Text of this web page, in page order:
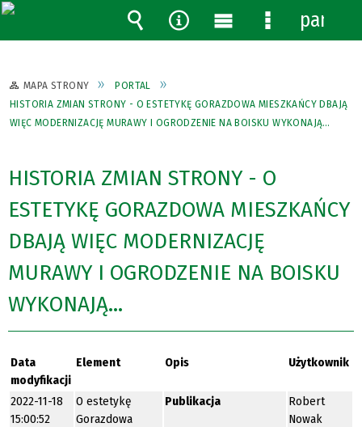
MAPA STRONY
PORTAL
HISTORIA ZMIAN STRONY - O ESTETYKĘ GORAZDOWA MIESZKAŃCY DBAJĄ
WIĘC MODERNIZACJĘ MURAWY I OGRODZENIE NA BOISKU WYKONAJĄ…
HISTORIA ZMIAN STRONY - O
ESTETYKĘ GORAZDOWA MIESZKAŃCY
DBAJĄ WIĘC MODERNIZACJĘ
MURAWY I OGRODZENIE NA BOISKU
WYKONAJĄ…
Data
modyfikacji
Element Opis Użytkownik
2022-11-18
15:00:52
O estetykę
Gorazdowa
Publikacja
Robert
Nowak
Wyszukiwarka
Narzędzia
MenuMenu
panel